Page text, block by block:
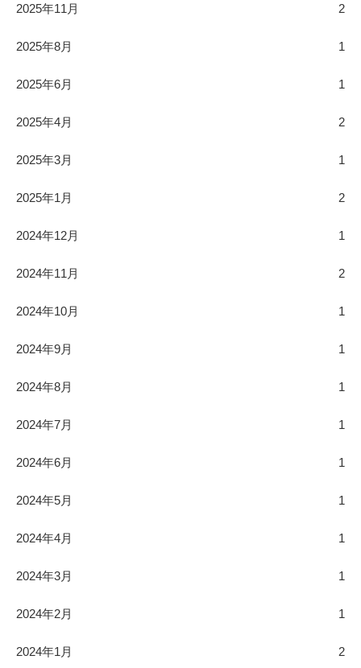
2025年11月 2
2025年8月 1
2025年6月 1
2025年4月 2
2025年3月 1
2025年1月 2
2024年12月 1
2024年11月 2
2024年10月 1
2024年9月 1
2024年8月 1
2024年7月 1
2024年6月 1
2024年5月 1
2024年4月 1
2024年3月 1
2024年2月 1
2024年1月 2